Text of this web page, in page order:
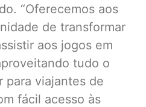
“Oferecemos aos
de transformar
aos jogos em
tudo o
para viajantes de
fácil acesso às